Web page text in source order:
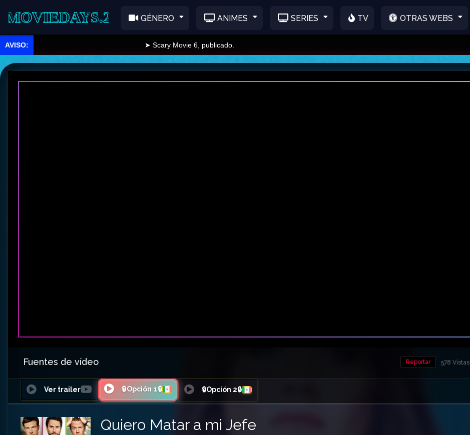
GÉNERO ANIMES SERIES TV OTRAS WEBS
➤ Scary Movie 6, publicado.
Fuentes de vídeo 578 Vistas
Reportar
Ver trailer 🔒Opción 1🔒 🔒Opción 2🔒
Quiero Matar a mi Jefe